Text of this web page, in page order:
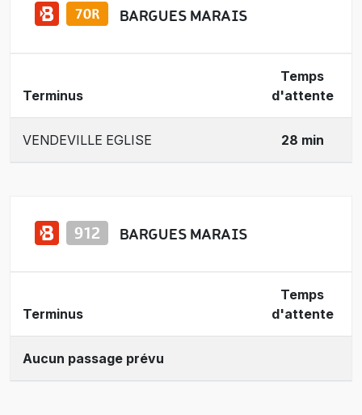
BARGUES MARAIS
Terminus
Temps
d'attente
VENDEVILLE EGLISE 28 min
BARGUES MARAIS
Terminus
Temps
d'attente
Aucun passage prévu